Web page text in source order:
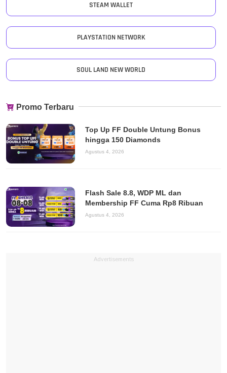
STEAM WALLET
PLAYSTATION NETWORK
SOUL LAND NEW WORLD
Promo Terbaru
Top Up FF Double Untung Bonus
hingga 150 Diamonds
Agustus 4, 2026
Flash Sale 8.8, WDP ML dan
Membership FF Cuma Rp8 Ribuan
Agustus 4, 2026
Advertisements